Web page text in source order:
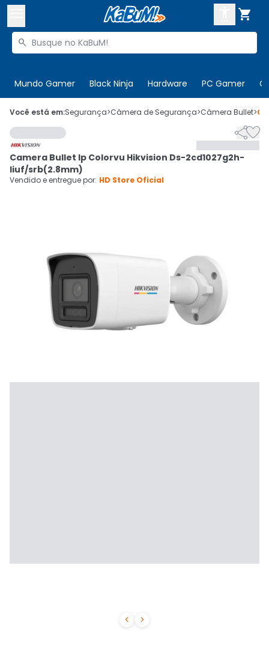

Buscar produtos

Mundo Gamer Black Ninja Hardware PC Gamer
 Olá. Acesse sua conta
 Departamentos
Cupons
CADASTRE-SE
Você está em:Segurança>Câmera de Segurança>Câmera Bullet>
 

Camera Bullet Ip Colorvu Hikvision Ds-2cd1027g2h-
liuf/srb(2.8mm)
Vendido e entregue por: HD Store Oficial